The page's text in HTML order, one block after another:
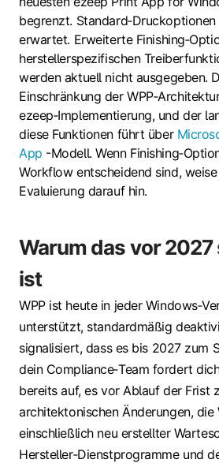
begrenzt.
erwartet. Erweiterte
herstellerspezifischen
werden aktuell nicht ausgegeben.
Einschränkung der
ezeep‑Implementierung, und der
diese Funktionen führt über
App -Modell. Wenn
Workflow entscheidend sind,
Evaluierung darauf hin.
Warumdasvor2027
ist
WPP ist heute in jeder
unterstützt, standardmäßig
signalisiert, dass es bis 2027 zum
dein Compliance‑Team fordert
bereits auf, es vor Ablauf der Frist
architektonischen Änderungen, die
einschließlich neu erstellter
Hersteller‑Dienstprogramme und